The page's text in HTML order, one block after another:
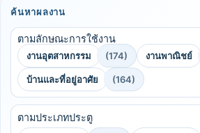
ค้นหาผลงาน
ตามลักษณะการใช้งาน
งานอุตสาหกรรม (174) งานพาณิชย์
บ้านและที่อยู่อาศัย (164)
ตามประเภทประตู